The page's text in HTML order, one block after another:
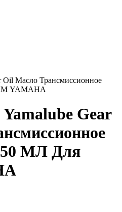
Oil Масло Трансмиссионное
YAMAHA
Yamalube Gear
МЛ Для